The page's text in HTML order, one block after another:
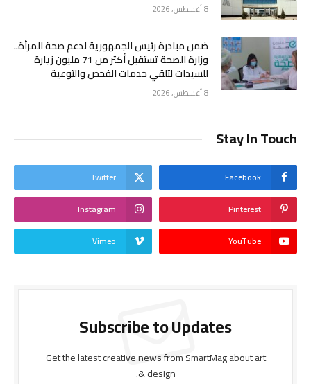
8 أغسطس، 2026
ضمن مبادرة رئيس الجمهورية لدعم صحة المرأة..
وزارة الصحة تستقبل أكثر من 71 مليون زيارة
للسيدات لتلقي خدمات الفحص والتوعية
8 أغسطس، 2026
Stay In Touch
Facebook
Twitter
Pinterest
Instagram
YouTube
Vimeo
Subscribe to Updates
Get the latest creative news from SmartMag about art
& design.